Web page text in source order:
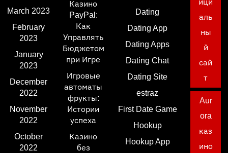
March 2023
February
2023
January
2023
December
2022
November
2022
October
2022
Казино
PayPal:
Как
Управлять
Бюджетом
при Игре
Игровые
автоматы
фрукты:
Истории
успеха
Казино
без
Dating
Dating App
Dating Apps
Dating Chat
Dating Site
estraz
First Date Game
Hookup
Hookup App
ици
аль
ны
й
сай
т
Aur
ora
каз
ино